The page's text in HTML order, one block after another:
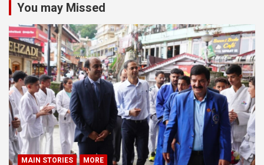
You may Missed
MAIN STORIES MORE